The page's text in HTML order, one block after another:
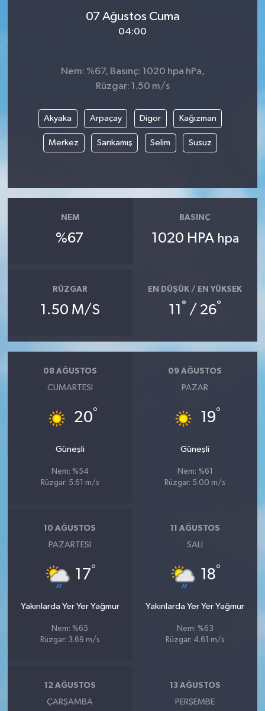
07 Ağustos Cuma
04:00
Nem: %67, Basınç: 1020 hpa hPa,
Rüzgar: 1.50 m/s
Akyaka Arpaçay Digor Kağızman
Merkez Sarıkamış Selim Susuz
NEM
%67
BASINÇ
1020 HPA hpa
RÜZGAR
1.50 M/S
EN DÜŞÜK / EN YÜKSEK
11 ° / 26°
08 AĞUSTOS
CUMARTESI
20°
Güneşli
Nem: %54
Rüzgar: 5.61 m/s
09 AĞUSTOS
PAZAR
19°
Güneşli
Nem: %61
Rüzgar: 5.00 m/s
10 AĞUSTOS
PAZARTESI
17°
Yakınlarda Yer Yer Yağmur
Nem: %65
Rüzgar: 3.69 m/s
11 AĞUSTOS
SALI
18°
Yakınlarda Yer Yer Yağmur
Nem: %63
Rüzgar: 4.61 m/s
12 AĞUSTOS
ÇARŞAMBA
13 AĞUSTOS
PERŞEMBE